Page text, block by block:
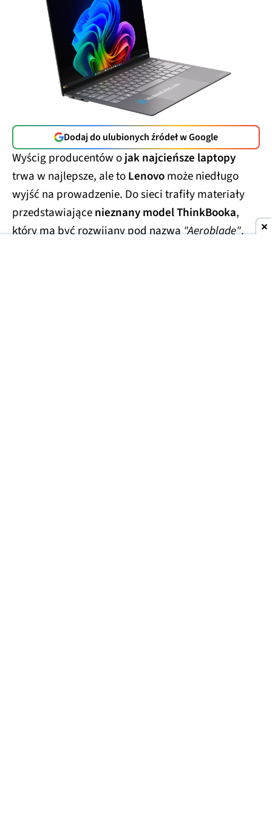
Dodaj do ulubionych źródeł w Google
Wyścig producentów ojak najcieńsze laptopy
trwa w najlepsze, ale toLenovomoże niedługo
wyjść na prowadzenie. Do sieci trafiły materiały
przedstawiającenieznany model ThinkBooka,
który ma być rozwijany pod nazwą"Aeroblade".